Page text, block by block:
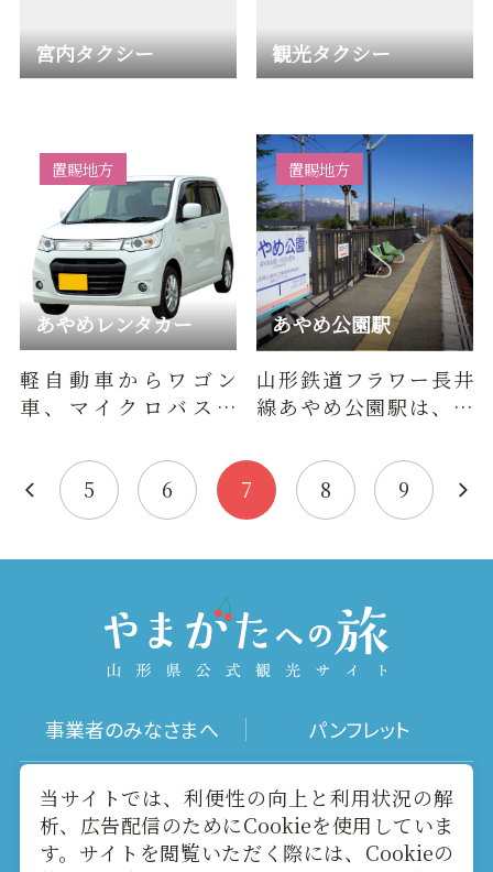
宮内タクシー 観光タクシー
あやめレンタカー
置賜地方
軽自動車からワゴン
車、マイクロバスま
安心！
あやめ公園駅
置賜地方
山形鉄道フラワー長井
線あやめ公園駅は、赤
目（約３４分）、荒砥
駅から上…
5 6 7 8 9
事業者のみなさまへ パンフレット
写真ダウンロード 動画ギャラリー
お役立ちリンク 当サイトについて
当サイトでは、利便性の向上と利用状況の解
析、広告配信のためにCookieを使用していま
す。サイトを閲覧いただく際には、Cookieの